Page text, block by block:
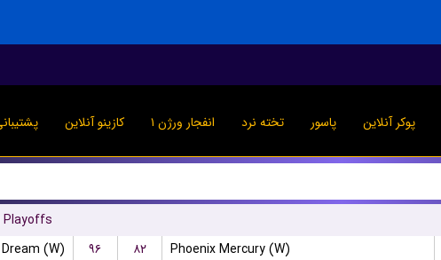
پوکر آنلاین پاسور تخته نرد انفجار ورژن ۱ کازینو آنلاین
Playoffs
(W)
۹۶ ۸۲ Phoenix Mercury (W)